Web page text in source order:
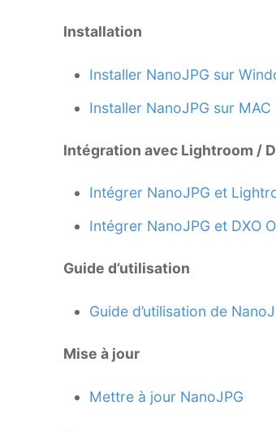
Installation
Installer NanoJPG sur
Installer NanoJPG sur MAC
Intégration avec Lightroom /
Intégrer NanoJPG et
Intégrer NanoJPG et DXO
Guide d’utilisation
Guide d’utilisation de
Mise à jour
Mettre à jour NanoJPG